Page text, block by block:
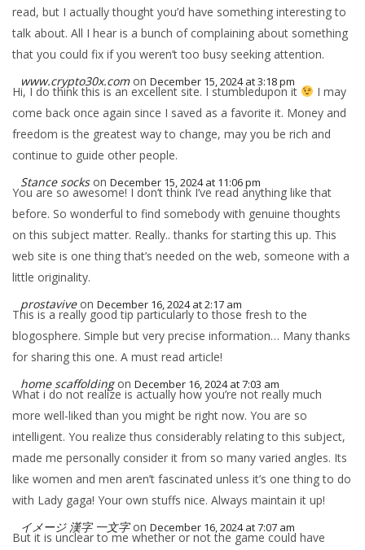
read, but I actually thought you’d have something interesting to
talk about. All I hear is a bunch of complaining about something
that you could fix if you weren’t too busy seeking attention.
www.crypto30x.com on December 15, 2024 at 3:18 pm
Hi, I do think this is an excellent site. I stumbledupon it
I may
come back once again since I saved as a favorite it. Money and
freedom is the greatest way to change, may you be rich and
continue to guide other people.
Stance socks on December 15, 2024 at 11:06 pm
You are so awesome! I don’t think I’ve read anything like that
before. So wonderful to find somebody with genuine thoughts
on this subject matter. Really.. thanks for starting this up. This
web site is one thing that’s needed on the web, someone with a
little originality.
prostavive on December 16, 2024 at 2:17 am
This is a really good tip particularly to those fresh to the
blogosphere. Simple but very precise information… Many thanks
for sharing this one. A must read article!
home scaffolding on December 16, 2024 at 7:03 am
What i do not realize is actually how you’re not really much
more well-liked than you might be right now. You are so
intelligent. You realize thus considerably relating to this subject,
made me personally consider it from so many varied angles. Its
like women and men aren’t fascinated unless it’s one thing to do
with Lady gaga! Your own stuffs nice. Always maintain it up!
イメージ 漢字 一文字 on December 16, 2024 at 7:07 am
But it is unclear to me whether or not the game could have